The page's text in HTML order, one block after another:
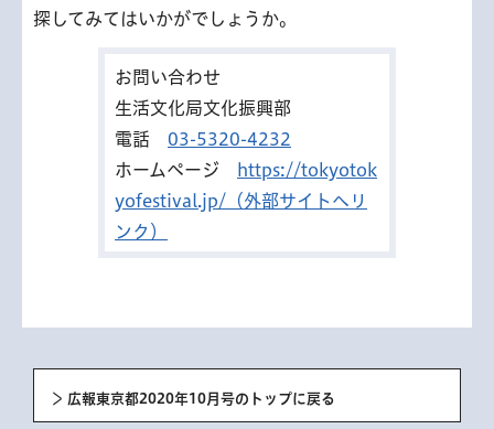
探してみてはいかがでしょうか。
お問い合わせ
生活文化局文化振興部
電話 03-5320-4232
ホームページ
https://tokyotok
yofestival.jp/（外部サイトへリ
ンク）
広報東京都2020年10月号のトップに戻る